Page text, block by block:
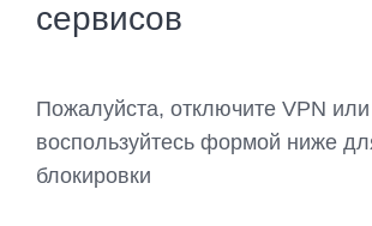
сервисов
Пожалуйста, отключите VPN или
воспользуйтесь формой ниже
блокировки